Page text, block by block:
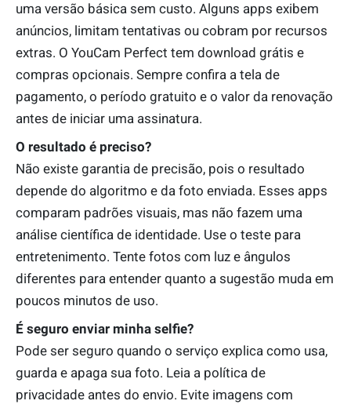
uma versão básica sem custo. Alguns apps exibem
anúncios, limitam tentativas ou cobram por recursos
extras. O YouCam Perfect tem download grátis e
compras opcionais. Sempre confira a tela de
pagamento, o período gratuito e o valor da renovação
antes de iniciar uma assinatura.
O resultado é preciso?
Não existe garantia de precisão, pois o resultado
depende do algoritmo e da foto enviada. Esses apps
comparam padrões visuais, mas não fazem uma
análise científica de identidade. Use o teste para
entretenimento. Tente fotos com luz e ângulos
diferentes para entender quanto a sugestão muda em
poucos minutos de uso.
É seguro enviar minha selfie?
Pode ser seguro quando o serviço explica como usa,
guarda e apaga sua foto. Leia a política de
privacidade antes do envio. Evite imagens com